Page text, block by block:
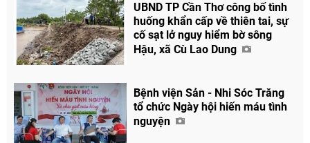
UBND TP Cần Thơ công bố tình
huống khẩn cấp về thiên tai, sự
cố sạt lở nguy hiểm bờ sông
Hậu, xã Cù Lao Dung
Bệnh viện Sản - Nhi Sóc Trăng
tổ chức Ngày hội hiến máu tình
nguyện